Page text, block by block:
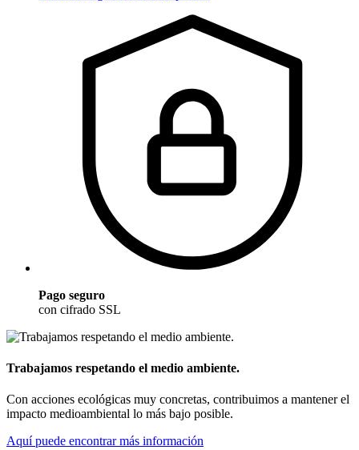
Pago seguro
con cifrado SSL
Trabajamos respetando el medio ambiente.
Con acciones ecológicas muy concretas, contribuimos a mantener el
impacto medioambiental lo más bajo posible.
Aquí puede encontrar más información